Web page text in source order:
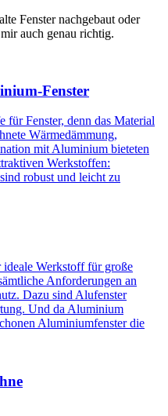
Fenster nachgebaut oder
auch genau richtig.
Fenster
für Fenster, denn das Material
Wärmedämmung,
mit Aluminium bieteten
Werkstoffen:
robust und leicht zu
Werkstoff für große
Anforderungen an
Dazu sind Alufenster
Und da Aluminium
Aluminiumfenster die